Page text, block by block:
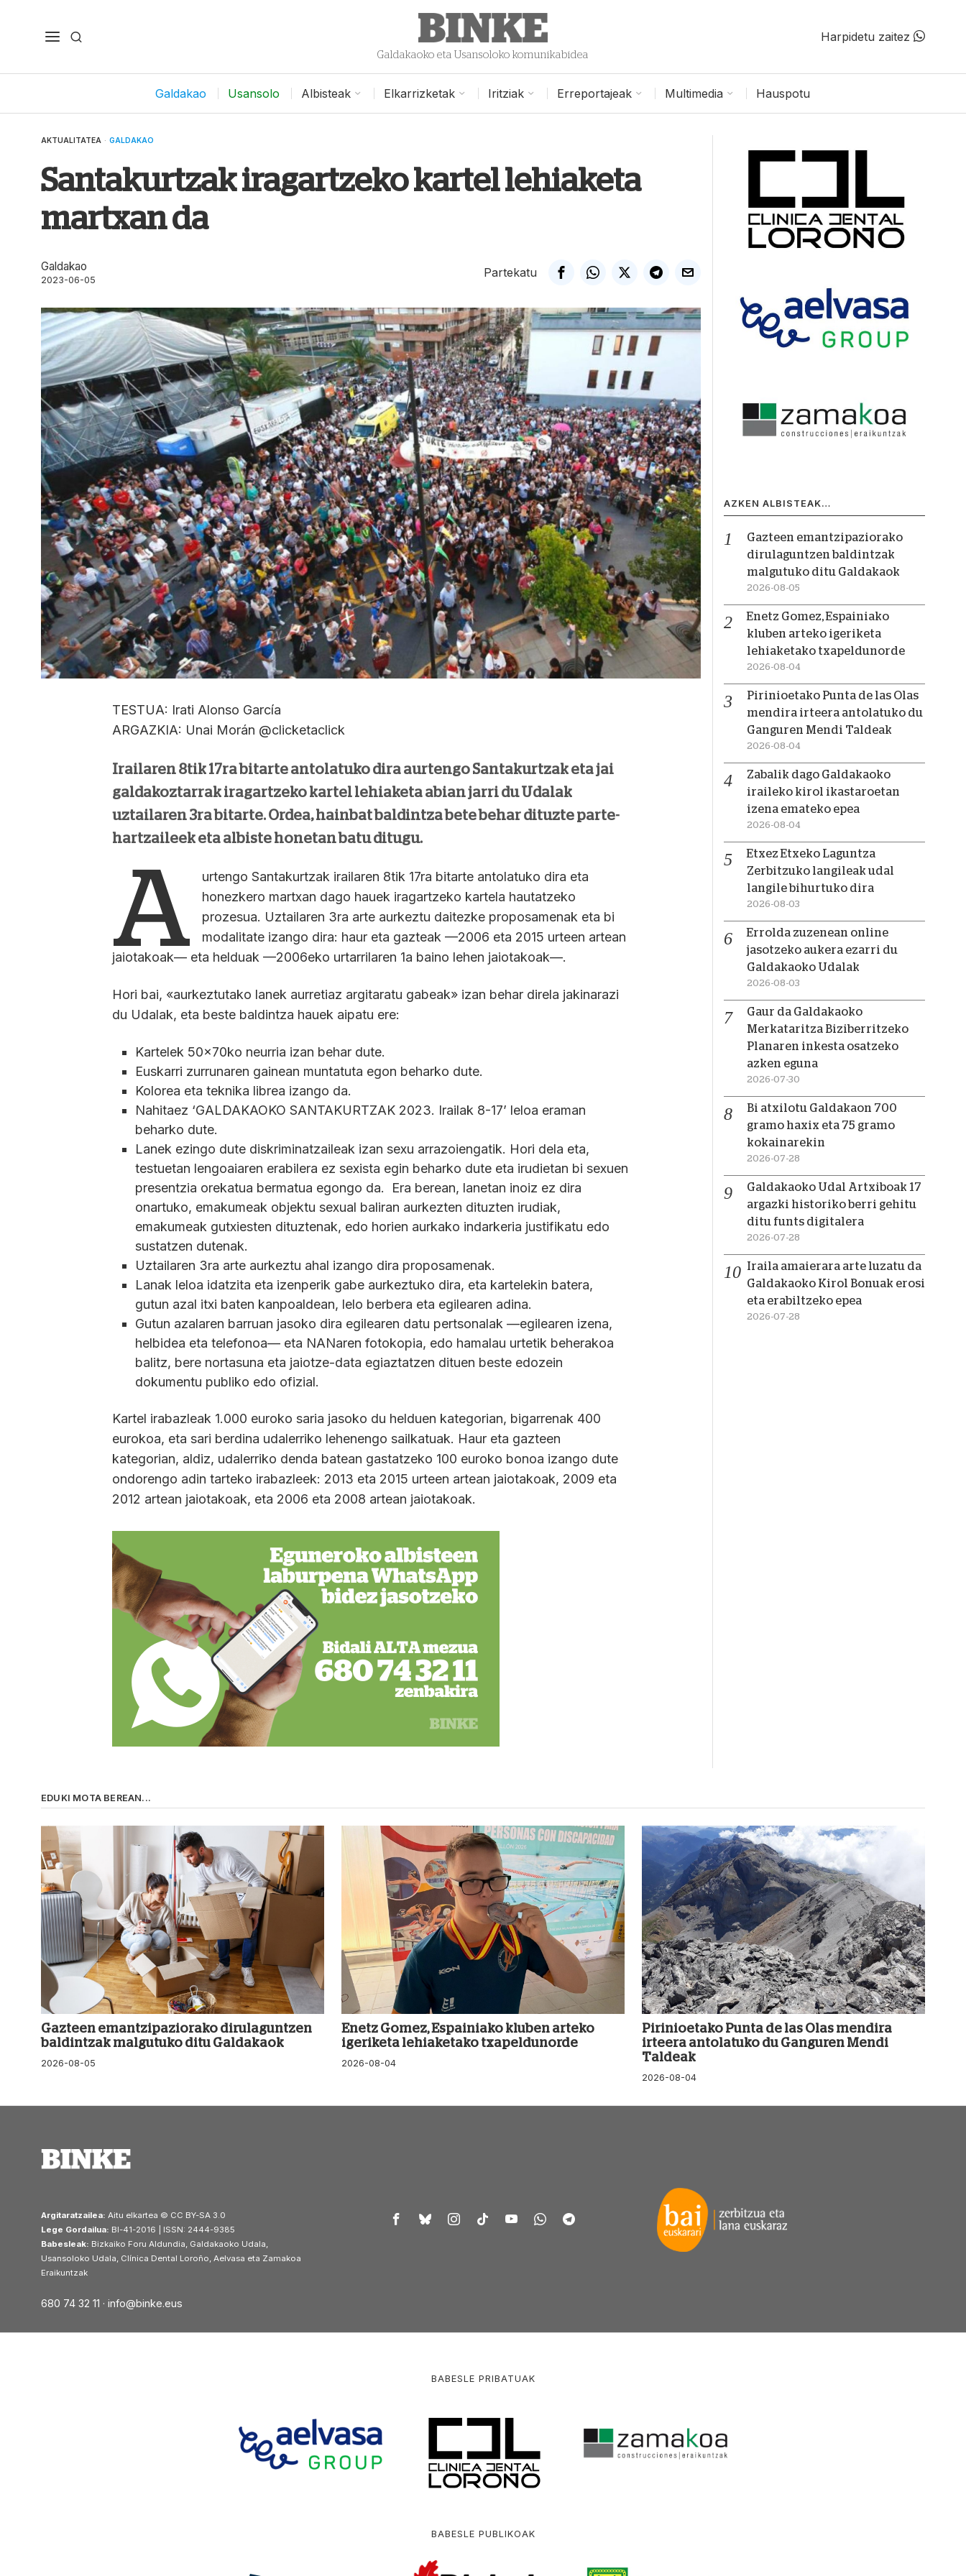
Galdakaoko eta Usansoloko komunikabidea
Harpidetu zaitez
Galdakao Usansolo Albisteak Elkarrizketak Iritziak Erreportajeak Multimedia Hauspotu
AKTUALITATEA · GALDAKAO
Santakurtzak iragartzeko kartel lehiaketa
martxan da
Galdakao
2023-06-05
Partekatu
TESTUA: Irati Alonso García
ARGAZKIA: Unai Morán @clicketaclick
Irailaren 8tik 17ra bitarte antolatuko dira aurtengo Santakurtzak eta jai
galdakoztarrak iragartzeko kartel lehiaketa abian jarri du Udalak
uztailaren 3ra bitarte. Ordea, hainbat baldintza bete behar dituzte parte-
hartzaileek eta albiste honetan batu ditugu.
A
urtengo Santakurtzak irailaren 8tik 17ra bitarte antolatuko dira eta
honezkero martxan dago hauek iragartzeko kartela hautatzeko
prozesua. Uztailaren 3ra arte aurkeztu daitezke proposamenak eta bi
modalitate izango dira: haur eta gazteak —2006 eta 2015 urteen artean
jaiotakoak— eta helduak —2006eko urtarrilaren 1a baino lehen jaiotakoak—.
Hori bai, «aurkeztutako lanek aurretiaz argitaratu gabeak» izan behar direla jakinarazi
du Udalak, eta beste baldintza hauek aipatu ere:
Kartelek 50x70ko neurria izan behar dute.
Euskarri zurrunaren gainean muntatuta egon beharko dute.
Kolorea eta teknika librea izango da.
Nahitaez ‘GALDAKAOKO SANTAKURTZAK 2023. Irailak 8-17’ leloa eraman
beharko dute.
Lanek ezingo dute diskriminatzaileak izan sexu arrazoiengatik. Hori dela eta,
testuetan lengoaiaren erabilera ez sexista egin beharko dute eta irudietan bi sexuen
presentzia orekatua bermatua egongo da. Era berean, lanetan inoiz ez dira
onartuko, emakumeak objektu sexual baliran aurkezten dituzten irudiak,
emakumeak gutxiesten dituztenak, edo horien aurkako indarkeria justifikatu edo
sustatzen dutenak.
Uztailaren 3ra arte aurkeztu ahal izango dira proposamenak.
Lanak leloa idatzita eta izenperik gabe aurkeztuko dira, eta kartelekin batera,
gutun azal itxi baten kanpoaldean, lelo berbera eta egilearen adina.
Gutun azalaren barruan jasoko dira egilearen datu pertsonalak —egilearen izena,
helbidea eta telefonoa— eta NANaren fotokopia, edo hamalau urtetik beherakoa
balitz, bere nortasuna eta jaiotze-data egiaztatzen dituen beste edozein
dokumentu publiko edo ofizial.
Kartel irabazleak 1.000 euroko saria jasoko du helduen kategorian, bigarrenak 400
eurokoa, eta sari berdina udalerriko lehenengo sailkatuak. Haur eta gazteen
kategorian, aldiz, udalerriko denda batean gastatzeko 100 euroko bonoa izango dute
ondorengo adin tarteko irabazleek: 2013 eta 2015 urteen artean jaiotakoak, 2009 eta
2012 artean jaiotakoak, eta 2006 eta 2008 artean jaiotakoak.
AZKEN ALBISTEAK…
Gazteen emantzipaziorako
dirulaguntzen baldintzak
malgutuko ditu Galdakaok
2026-08-05
Enetz Gomez, Espainiako
kluben arteko igeriketa
lehiaketako txapeldunorde
2026-08-04
Pirinioetako Punta de las Olas
mendira irteera antolatuko du
Ganguren Mendi Taldeak
2026-08-04
Zabalik dago Galdakaoko
iraileko kirol ikastaroetan
izena emateko epea
2026-08-04
Etxez Etxeko Laguntza
Zerbitzuko langileak udal
langile bihurtuko dira
2026-08-03
Errolda zuzenean online
jasotzeko aukera ezarri du
Galdakaoko Udalak
2026-08-03
Gaur da Galdakaoko
Merkataritza Biziberritzeko
Planaren inkesta osatzeko
azken eguna
2026-07-30
Bi atxilotu Galdakaon 700
gramo haxix eta 75 gramo
kokainarekin
2026-07-28
Galdakaoko Udal Artxiboak 17
argazki historiko berri gehitu
ditu funts digitalera
2026-07-28
Iraila amaierara arte luzatu da
Galdakaoko Kirol Bonuak erosi
eta erabiltzeko epea
2026-07-28
EDUKI MOTA BEREAN...
Gazteen emantzipaziorako dirulaguntzen
baldintzak malgutuko ditu Galdakaok
2026-08-05
Enetz Gomez, Espainiako kluben arteko
igeriketa lehiaketako txapeldunorde
2026-08-04
Pirinioetako Punta de las Olas mendira
irteera antolatuko du Ganguren Mendi
Taldeak
2026-08-04
Argitaratzailea: Aitu elkartea © CC BY-SA 3.0
Lege Gordailua: BI-41-2016 | ISSN: 2444-9385
Babesleak: Bizkaiko Foru Aldundia, Galdakaoko Udala,
Usansoloko Udala, Clínica Dental Loroño, Aelvasa eta Zamakoa
Eraikuntzak
680 74 32 11 · info@binke.eus
BABESLE PRIBATUAK
BABESLE PUBLIKOAK